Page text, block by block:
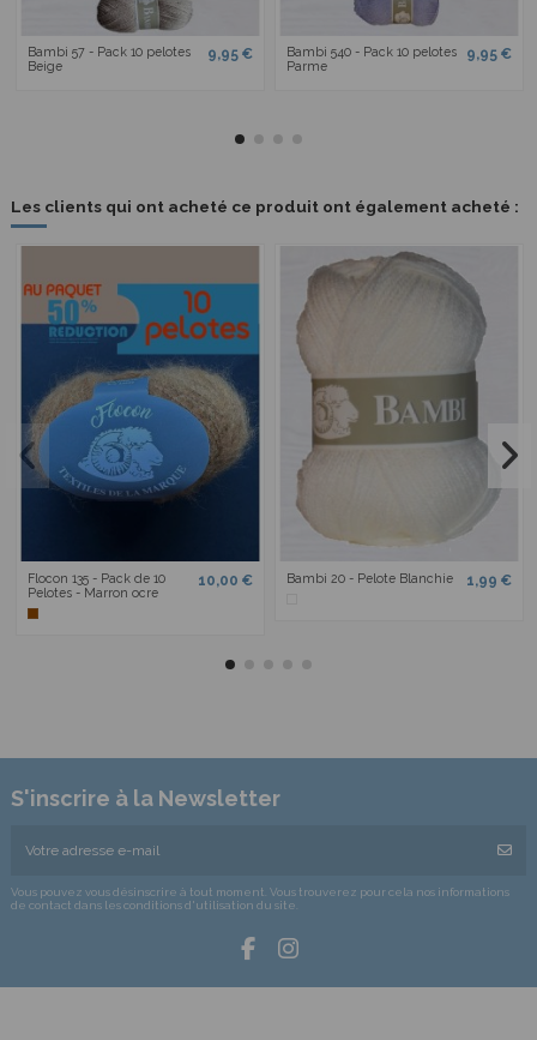
Bambi 57 - Pack 10 pelotes
Beige
9,95 €
Bambi 540 - Pack 10 pelotes
Parme
9,95 €
Les clients qui ont acheté ce produit ont également acheté :
Flocon 135 - Pack de 10
Pelotes - Marron ocre
10,00 € Bambi 20 - Pelote Blanchie 1,99 €
S'inscrire à la Newsletter
Vous pouvez vous désinscrire à tout moment. Vous trouverez pour cela nos informations
de contact dans les conditions d'utilisation du site.